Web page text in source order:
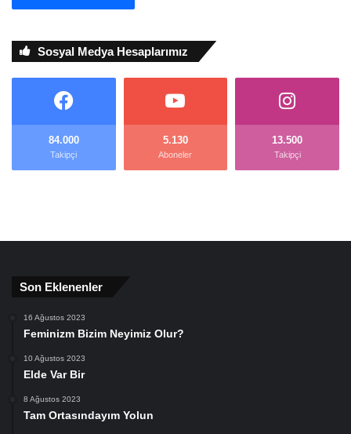
Sosyal Medya Hesaplarımız
84.000
Takipçi
5.130
Aboneler
13.500
Takipçi
Son Eklenenler
16 Ağustos 2023
Feminizm Bizim Neyimiz Olur?
10 Ağustos 2023
Elde Var Bir
8 Ağustos 2023
Tam Ortasındayım Yolun